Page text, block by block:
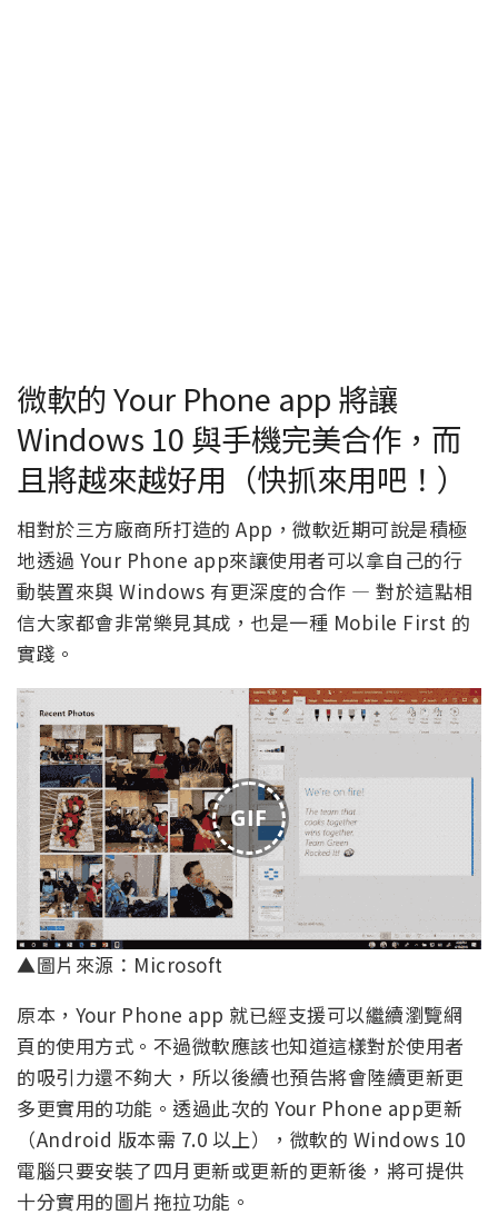
微軟的 Your Phone app 將讓
Windows 10 與手機完美合作，而
且將越來越好用（快抓來用吧！）
相對於三方廠商所打造的 App，微軟近期可說是積極
地透過 Your Phone app來讓使用者可以拿自己的行
動裝置來與 Windows 有更深度的合作 — 對於這點相
信大家都會非常樂見其成，也是一種 Mobile First 的
實踐。
GIF
▲圖片來源：Microsoft
原本，Your Phone app 就已經支援可以繼續瀏覽網
頁的使用方式。不過微軟應該也知道這樣對於使用者
的吸引力還不夠大，所以後續也預告將會陸續更新更
多更實用的功能。透過此次的 Your Phone app更新
（Android 版本需 7.0 以上），微軟的 Windows 10
電腦只要安裝了四月更新或更新的更新後，將可提供
十分實用的圖片拖拉功能。